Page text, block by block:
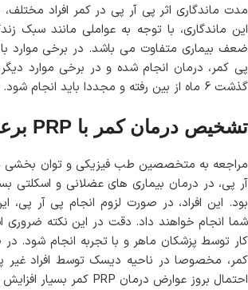
مدت ماندگاری اثر پی آر پی در کمر افراد
این ماندگاری، با توجه به عواملی مانند
ضعف بیماری متفاوت می باشد. در برخی موارد
پی کمر، درمان انجام شده و در برخی موارد
گذشت 6 ماه از بین رفته و مجددا باید انجام شود.
تشخیص درمان کمر با PRP برعهده کیست؟
مراجعه به متخصصین طب فیزیکی و توان بخشی
آر پی، در درمان بیماری های عضلانی و اسکلتی
بود. این افراد، در صورت لزوم انجام پی آر پی،
شما انجام خواهند داد. دقت در این نکته ضروری
کار توسط پزشکان ماهر و با تجربه انجام شود.
کمر، مخصوصا در ناحیه دیسک توسط افراد غیر
احتمال بروز عوارض درمان PRP کمر بسیار افزایش می یابد.